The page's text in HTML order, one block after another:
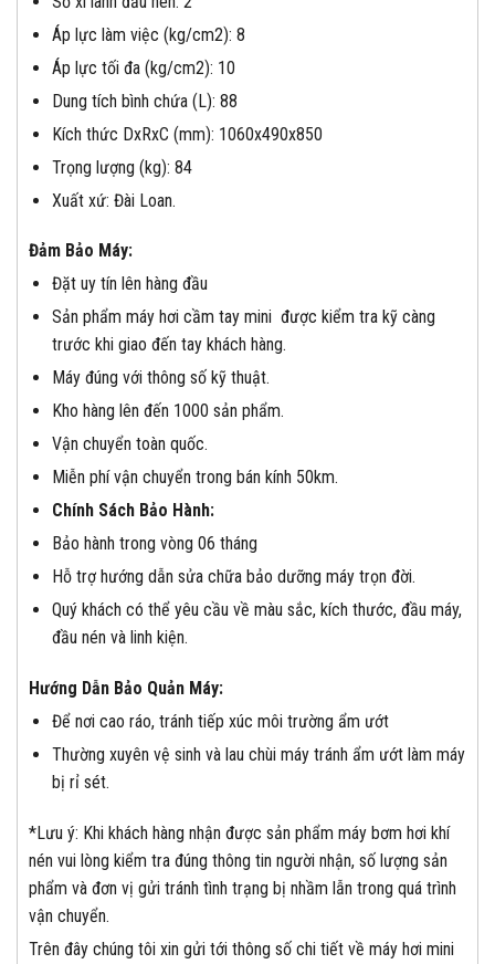
Áp lực làm việc (kg/cm2): 8
Áp lực tối đa (kg/cm2): 10
Dung tích bình chứa (L): 88
Kích thức DxRxC (mm): 1060x490x850
Trọng lượng (kg): 84
Xuất xứ: Đài Loan.
Đảm Bảo Máy:
Đặt uy tín lên hàng đầu
Sản phẩm máy hơi cầm tay mini được kiểm tra kỹ càng
trước khi giao đến tay khách hàng.
Máy đúng với thông số kỹ thuật.
Kho hàng lên đến 1000 sản phẩm.
Vận chuyển toàn quốc.
Miễn phí vận chuyển trong bán kính 50km.
Chính Sách Bảo Hành:
Bảo hành trong vòng 06 tháng
Hỗ trợ hướng dẫn sửa chữa bảo dưỡng máy trọn đời.
Quý khách có thể yêu cầu về màu sắc, kích thước, đầu máy,
đầu nén và linh kiện.
Hướng Dẫn Bảo Quản Máy:
Để nơi cao ráo, tránh tiếp xúc môi trường ẩm ướt
Thường xuyên vệ sinh và lau chùi máy tránh ẩm ướt làm máy
bị rỉ sét.
*Lưu ý: Khi khách hàng nhận được sản phẩm máy bơm hơi khí
nén vui lòng kiểm tra đúng thông tin người nhận, số lượng sản
phẩm và đơn vị gửi tránh tình trạng bị nhầm lẫn trong quá trình
vận chuyển.
Trên đây chúng tôi xin gửi tới thông số chi tiết về máy hơi mini